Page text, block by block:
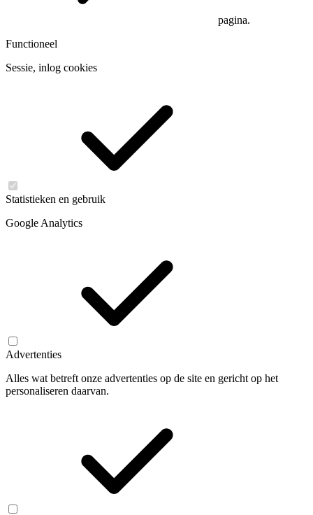
pagina.
Functioneel
Sessie, inlog cookies
Statistieken en gebruik
Google Analytics
Advertenties
Alles wat betreft onze advertenties op de site en gericht op het
personaliseren daarvan.